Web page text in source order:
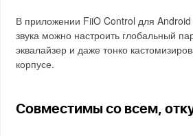
В приложении FiiO Control для
звука можно настроить глобальный
эквалайзер и даже тонко
корпусе.
Совместимы со всем,